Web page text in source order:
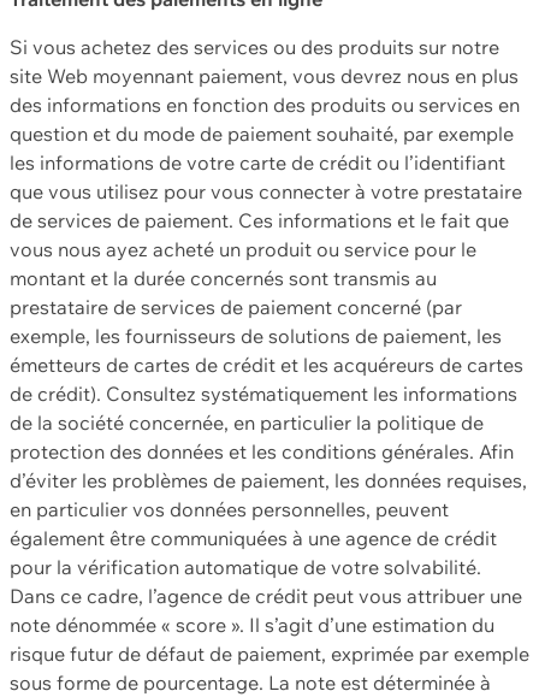
Si vous achetez des services ou des produits sur notre
site Web moyennant paiement, vous devrez nous en plus
des informations en fonction des produits ou services en
question et du mode de paiement souhaité, par exemple
les informations de votre carte de crédit ou l’identifiant
que vous utilisez pour vous connecter à votre prestataire
de services de paiement. Ces informations et le fait que
vous nous ayez acheté un produit ou service pour le
montant et la durée concernés sont transmis au
prestataire de services de paiement concerné (par
exemple, les fournisseurs de solutions de paiement, les
émetteurs de cartes de crédit et les acquéreurs de cartes
de crédit). Consultez systématiquement les informations
de la société concernée, en particulier la politique de
protection des données et les conditions générales. Afin
d’éviter les problèmes de paiement, les données requises,
en particulier vos données personnelles, peuvent
également être communiquées à une agence de crédit
pour la vérification automatique de votre solvabilité.
Dans ce cadre, l’agence de crédit peut vous attribuer une
note dénommée « score ». Il s’agit d’une estimation du
risque futur de défaut de paiement, exprimée par exemple
sous forme de pourcentage. La note est déterminée à